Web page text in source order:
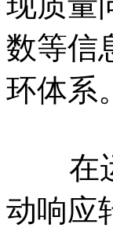
数等信
环体系。
在运
动响应